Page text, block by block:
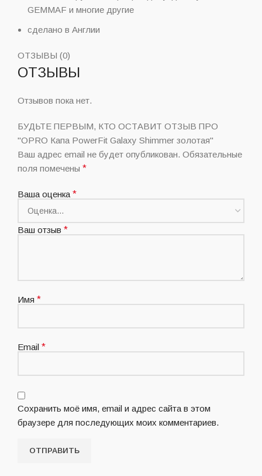
GEMMAF и многие другие
сделано в Англии
ОТЗЫВЫ (0)
ОТЗЫВЫ
Отзывов пока нет.
БУДЬТЕ ПЕРВЫМ, КТО ОСТАВИТ ОТЗЫВ ПРО
"OPRO Капа PowerFit Galaxy Shimmer золотая"
Ваш адрес email не будет опубликован. Обязательные
поля помечены *
Ваша оценка *
Ваш отзыв *
Имя *
Email *
Сохранить моё имя, email и адрес сайта в этом
браузере для последующих моих комментариев.